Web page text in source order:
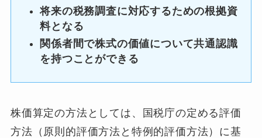
将来の税務調査に対応するための根拠資
料となる
関係者間で株式の価値について共通認識
を持つことができる
株価算定の方法としては、国税庁の定める評価
方法（原則的評価方法と特例的評価方法）に基